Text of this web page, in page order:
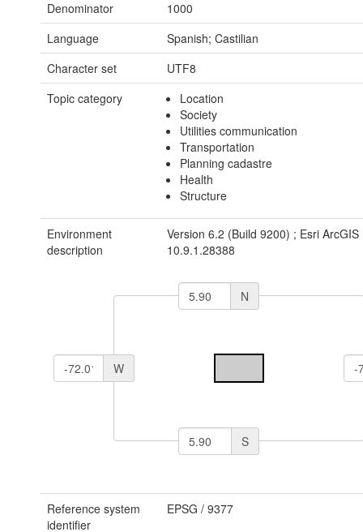
Denominator
1000
Language
Spanish; Castilian
Character set
UTF8
Topic category
Location
Society
Utilities communication
Transportation
Planning cadastre
Health
Structure
Environment
description
Version 6.2 (Build 9200) ; Esri ArcGIS
10.9.1.28388
N
S
W
Reference system
identifier
EPSG / 9377